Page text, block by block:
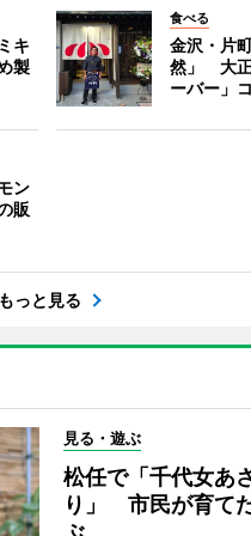
キ
製
食べる
金沢・片
然」 大正
ーバー」
ン
販
もっと見る
見る・遊ぶ
松任で「千代女あ
り」 市民が育て